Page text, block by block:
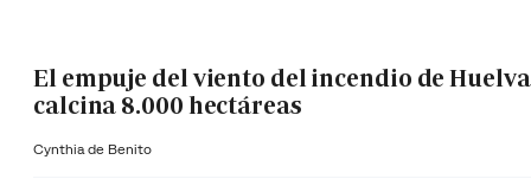
El empuje del viento del incendio de Huelva
calcina 8.000 hectáreas
Cynthia de Benito